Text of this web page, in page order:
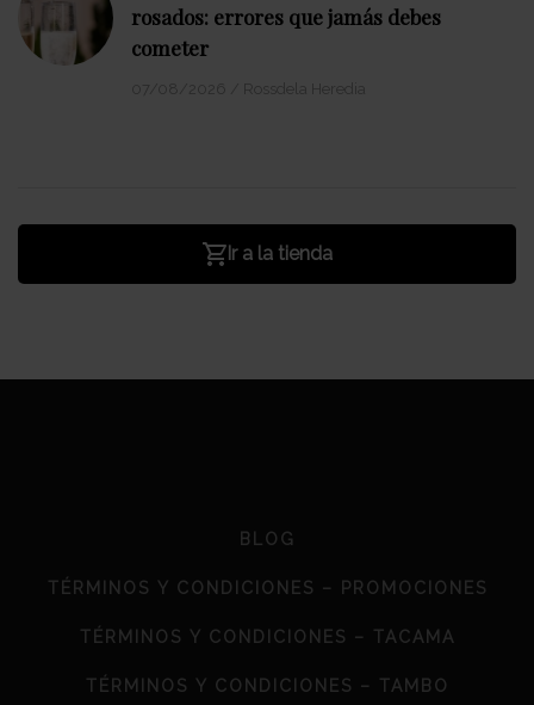
rosados: errores que jamás debes
cometer
Ir a la tienda
BLOG
TÉRMINOS Y CONDICIONES – PROMOCIONES
TÉRMINOS Y CONDICIONES – TACAMA
TÉRMINOS Y CONDICIONES – TAMBO